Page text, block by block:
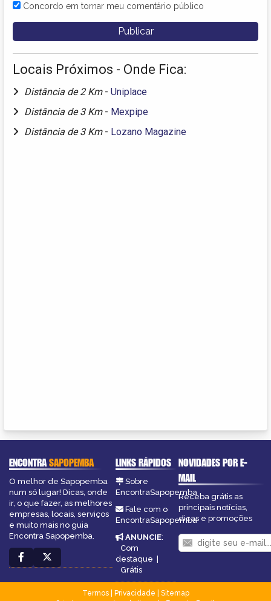
Concordo em tornar meu comentário público
Locais Próximos - Onde Fica:
Distância de 2 Km - Uniplace
Distância de 3 Km - Mexpipe
Distância de 3 Km - Lozano Magazine
ENCONTRASAPOPEMBA
O melhor de Sapopemba
num só lugar! Dicas, onde
ir, o que fazer, as melhores
empresas, locais, serviços
e muito mais no guia
Encontra Sapopemba.
LINKS RÁPIDOS
Sobre
EncontraSapopemba
Fale com o
EncontraSapopemba
ANUNCIE:
Com
destaque |
Grátis
NOVIDADES POR E-
MAIL
Receba grátis as
principais notícias,
dicas e promoções
Termos| Privacidade
Sitemap